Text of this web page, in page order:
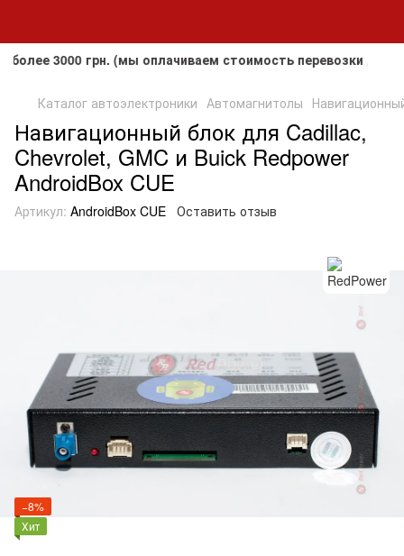
грн. (мы оплачиваем стоимость перевозки до
Каталог автоэлектроники Автомагнитолы
Навигационный блок для Cadillac,
Chevrolet, GMC и Buick Redpower
AndroidBox CUE
Артикул: AndroidBox CUE Оставить отзыв
−8%
Хит